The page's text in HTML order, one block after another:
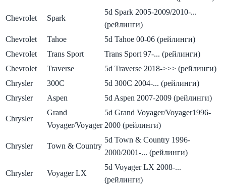
Chevrolet Spark
5d Spark 2005-2009/2010-...
(рейлинги)
Chevrolet
Tahoe
5d Tahoe 00-06 (рейлинги)
Chevrolet
Trans Sport
Trans Sport 97-... (рейлинги)
Chevrolet
Traverse
5d Traverse 2018->>> (рейлинги)
Chrysler
300C
5d 300C 2004-... (рейлинги)
Chrysler
Aspen 5d Aspen 2007-2009 (рейлинги)
Chrysler
Grand
Voyager/Voyager
5d Grand Voyager/Voyager1996-
2000 (рейлинги)
Chrysler Town & Country
5d Town & Country 1996-
2000/2001-... (рейлинги)
Chrysler Voyager LX
5d Voyager LX 2008-...
(рейлинги)